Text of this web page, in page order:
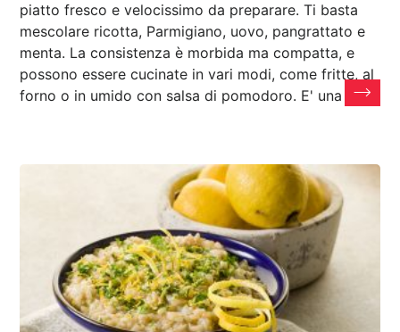
piatto fresco e velocissimo da preparare. Ti basta
mescolare ricotta, Parmigiano, uovo, pangrattato e
menta. La consistenza è morbida ma compatta, e
possono essere cucinate in vari modi, come fritte, al
forno o in umido con salsa di pomodoro. E' una